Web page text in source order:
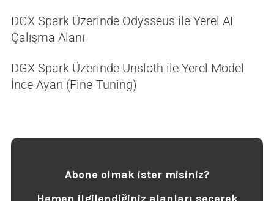
DGX Spark Üzerinde Odysseus ile Yerel AI
Çalışma Alanı
DGX Spark Üzerinde Unsloth ile Yerel Model
İnce Ayarı (Fine-Tuning)
Abone olmak ister misiniz?